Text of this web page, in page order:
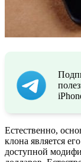
Естественно,
клона является
доступной